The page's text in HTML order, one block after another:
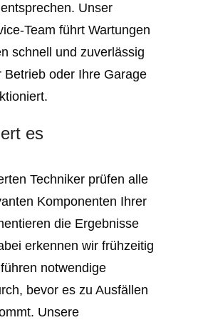
Unser
Team führt Wartungen
schnell und zuverlässig
Betrieb oder Ihre Garage
es
Techniker prüfen alle
Komponenten Ihrer
die Ergebnisse
erkennen wir frühzeitig
notwendige
bevor es zu Ausfällen
Unsere